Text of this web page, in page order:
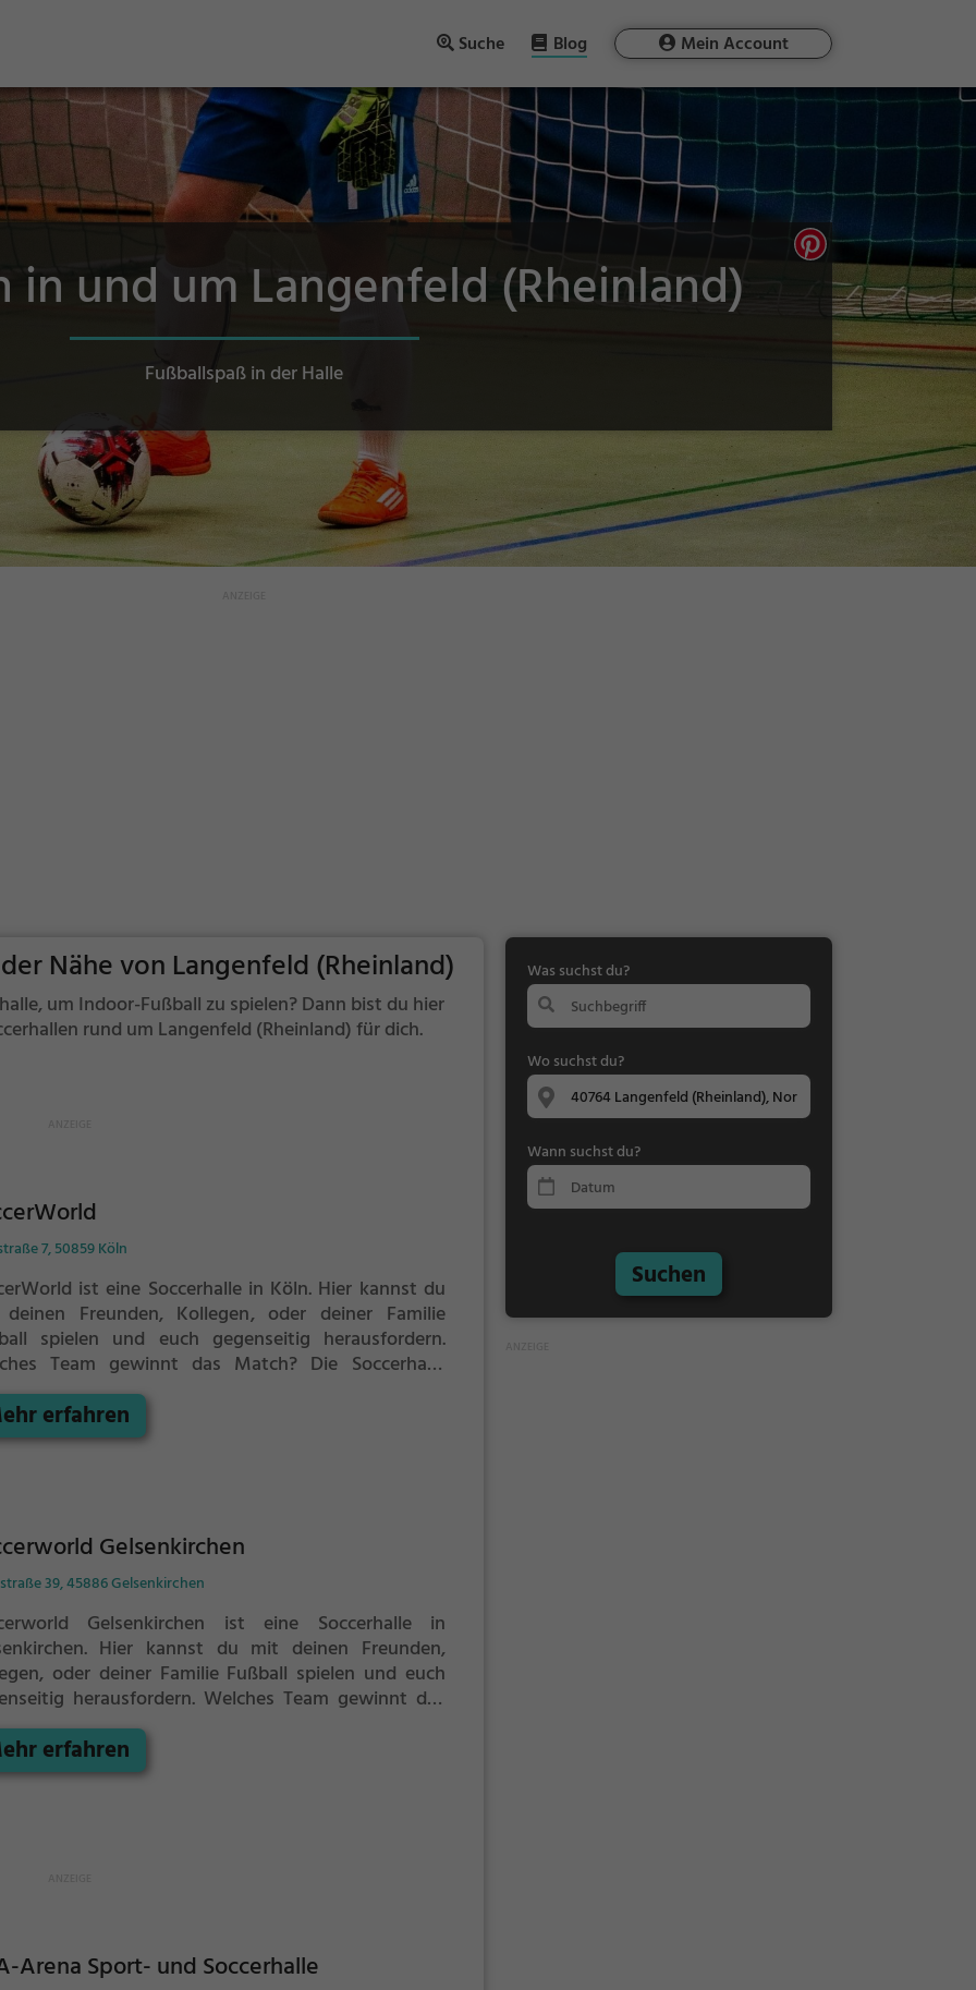
Suche Blog Mein Account
in und um Langenfeld (Rheinland)
Fußballspaß in der Halle
Nähe von Langenfeld (Rheinland)
um Indoor-Fußball zu spielen? Dann bist du hier
rund um Langenfeld (Rheinland) für dich.
7, 50859 Köln
ist eine Soccerhalle in Köln. Hier kannst du
Freunden, Kollegen, oder deiner Familie
spielen und euch gegenseitig herausfordern.
Team gewinnt das Match? Die Soccerhalle
sich besonders gut für einen Kindergeburtstag,
Teamevent, eine Firmenfeier oder einen
erfahren
Gelsenkirchen
39, 45886 Gelsenkirchen
Gelsenkirchen ist eine Soccerhalle in
Hier kannst du mit deinen Freunden,
oder deiner Familie Fußball spielen und euch
herausfordern. Welches Team gewinnt das
Die Soccerhalle eignet sich besonders gut für
Kindergeburtstag, ein Teamevent, eine Firmenfeier
Junggesellenabschied.
erfahren
Arena Sport- und Soccerhalle
Was suchst du?
Wo suchst du?
Wann suchst du?
Suchen